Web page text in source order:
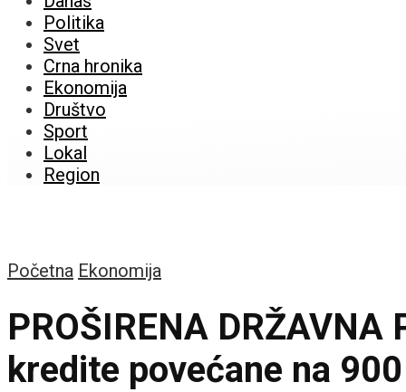
Politika
Svet
Crna hronika
Ekonomija
Društvo
Sport
Lokal
Region
Početna Ekonomija
PROŠIRENA
kredite povećane na